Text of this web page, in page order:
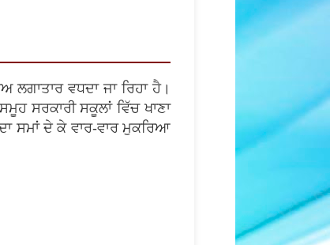
ਵਧਦਾ ਜਾ ਰਿਹਾ ਹੈ।
ਸਮਾਂ ਦੇ ਕੇ ਵਾਰ-ਵਾਰ ਮੁਕਰਿਆ